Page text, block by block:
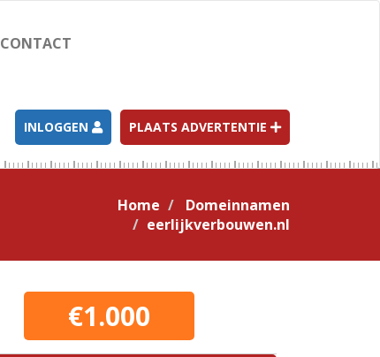
CONTACT
INLOGGEN PLAATS ADVERTENTIE
Home
Domeinnamen
eerlijkverbouwen.nl
€1.000